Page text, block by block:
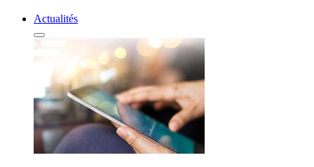
Actualités